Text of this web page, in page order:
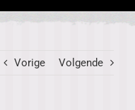
Vorige Volgende